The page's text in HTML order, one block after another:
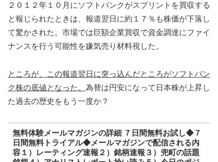
２０１２年１０月にソフトバンクがスプリントを買収する
と報じられたときは、報道翌日に約１７％も株価が下落し
て驚かされた。市場では巨額企業買収で資金調達にファイ
ナンスを行う可能性を嫌気売り材料視した。
ところが、この報道翌日に突っ込んだところがソフトバン
ク株の底値となった。 為替は円安になって日本株が上昇し
た過去の歴史をもう一度か？
無料体験メールマガジンの詳細 ７日間無料お試し◆７
日間無料トライアル◆メールマガジンで配信される内
容１）レーティング速報２）銘柄速報３）兜町の話題